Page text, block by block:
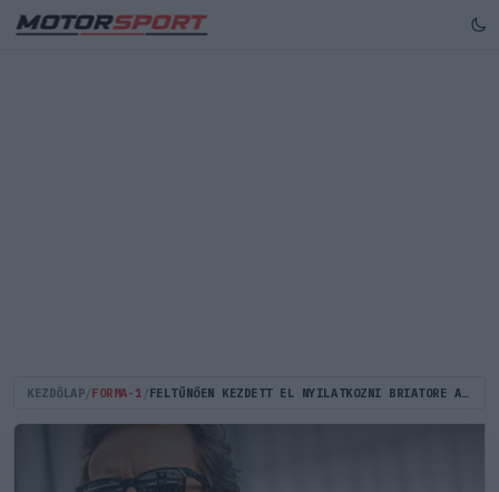
KEZDŐLAP FORMA-1 FELTŰNŐEN KEZDETT EL NYILATKOZNI BRIATORE ALONSO KAPCSÁN - JÖN A VISSZATÉRÉS?